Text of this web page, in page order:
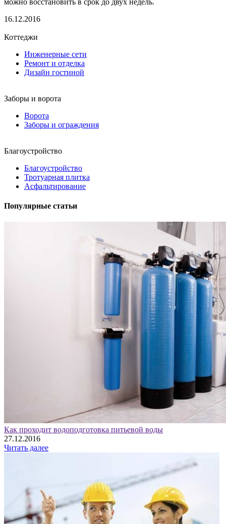
можно восстановить в срок до двух недель.
16.12.2016
Коттеджи
Инженерные сети
Ремонт и отделка
Дизайн гостиной
Заборы и ворота
Ворота
Заборы и ограждения
Благоустройство
Благоустройство
Тротуарная плитка
Асфальтирование
Популярные статьи
Как проходит водоподготовка питьевой воды
27.12.2016
Читать далее